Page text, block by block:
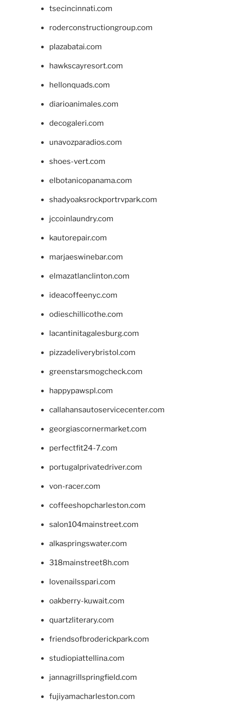
tsecincinnati.com
roderconstructiongroup.com
plazabatai.com
hawkscayresort.com
hellonquads.com
diarioanimales.com
decogaleri.com
unavozparadios.com
shoes-vert.com
elbotanicopanama.com
shadyoaksrockportrvpark.com
jccoinlaundry.com
kautorepair.com
marjaeswinebar.com
elmazatlanclinton.com
ideacoffeenyc.com
odieschillicothe.com
lacantinitagalesburg.com
pizzadeliverybristol.com
greenstarsmogcheck.com
happypawspl.com
callahansautoservicecenter.com
georgiascornermarket.com
perfectfit24-7.com
portugalprivatedriver.com
von-racer.com
coffeeshopcharleston.com
salon104mainstreet.com
alkaspringswater.com
318mainstreet8h.com
lovenailsspari.com
oakberry-kuwait.com
quartzliterary.com
friendsofbroderickpark.com
studiopiattellina.com
jannagrillspringfield.com
fujiyamacharleston.com